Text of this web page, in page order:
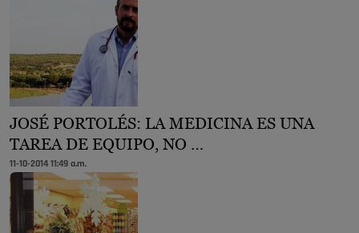
JOSÉ PORTOLÉS: LA MEDICINA ES UNA
TAREA DE EQUIPO, NO …
11-10-2014 11:49 a.m.